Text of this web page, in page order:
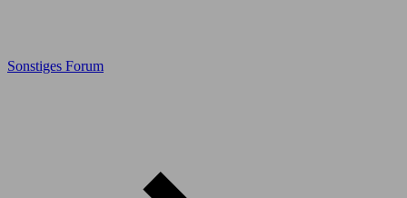
Sonstiges Forum